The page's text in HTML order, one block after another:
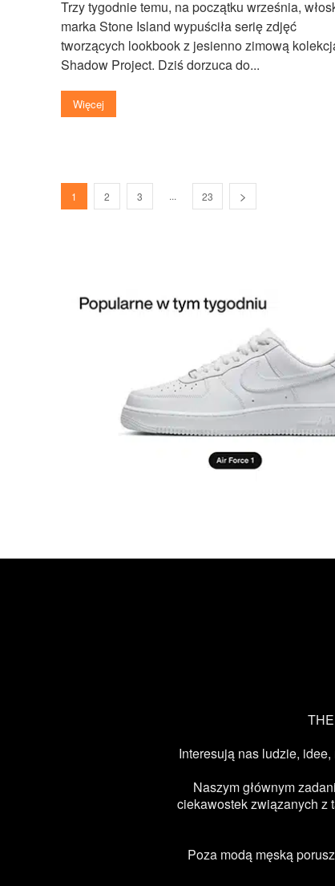
Trzy tygodnie temu, na początku września,
marka Stone Island wypuściła serię zdjęć
tworzących lookbook z jesienno zimową
Shadow Project. Dziś dorzuca do...
Więcej
1 2 3 ... 23
Interesują nas ludzie,
Naszym głównym
ciekawostek związanych z
Poza modą męską